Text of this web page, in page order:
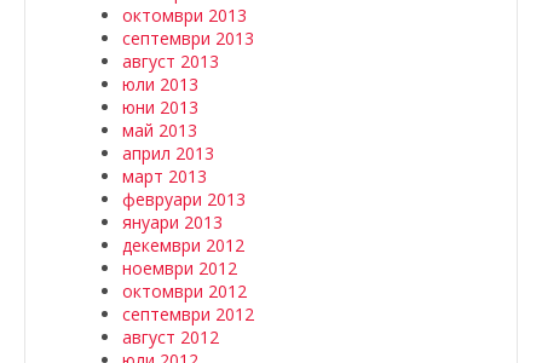
октомври 2013
септември 2013
август 2013
юли 2013
юни 2013
май 2013
април 2013
март 2013
февруари 2013
януари 2013
декември 2012
ноември 2012
октомври 2012
септември 2012
август 2012